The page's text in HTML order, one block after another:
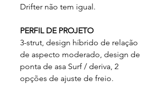
Drifter não tem igual.
PERFIL DE PROJETO
3-strut, design híbrido de relação
de aspecto moderado, design de
ponta de asa Surf / deriva, 2
opções de ajuste de freio.